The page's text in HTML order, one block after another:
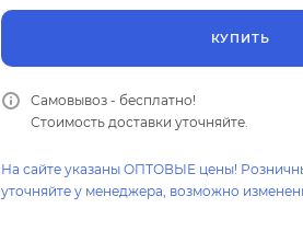
КУПИТЬ
Самовывоз - бесплатно!
Стоимость доставки уточняйте.
На сайте указаны ОПТОВЫЕ цены!
уточняйте у менеджера, возможно